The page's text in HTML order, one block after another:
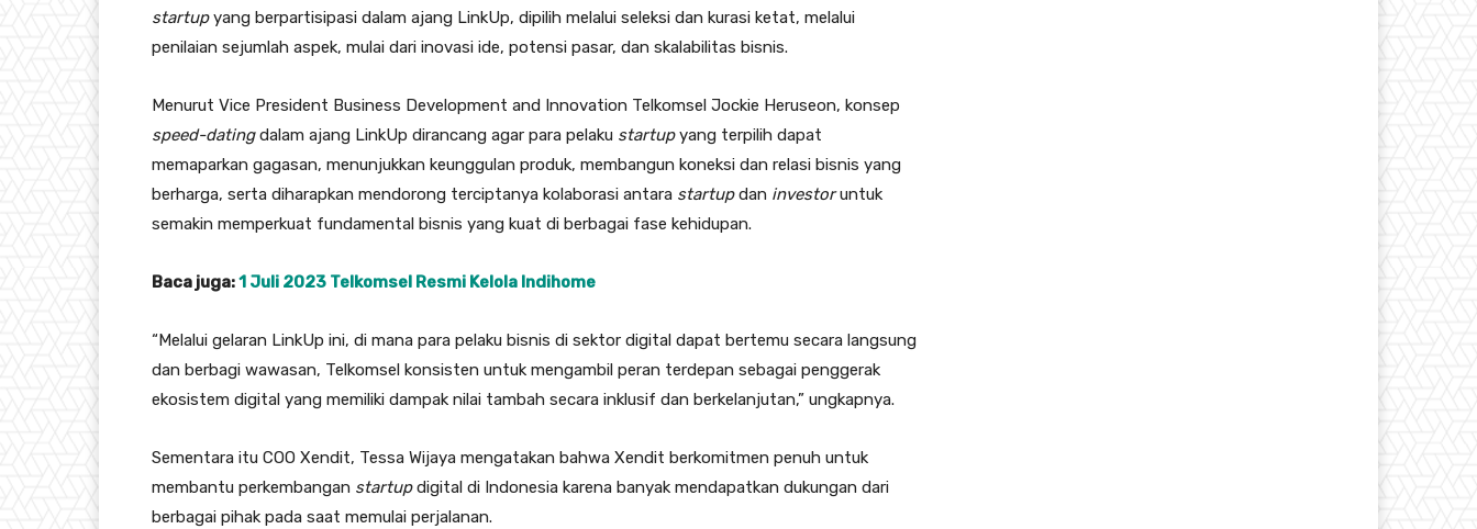
startupyang berpartisipasi dalam ajang LinkUp, dipilih melalui seleksi dan kurasi ketat, melalui
penilaian sejumlah aspek, mulai dari inovasi ide, potensi pasar, dan skalabilitas bisnis.
Menurut Vice President Business Development and Innovation Telkomsel Jockie Heruseon, konsep
speed-datingdalam ajang LinkUp dirancang agar para pelaku startupyang terpilih dapat
memaparkan gagasan, menunjukkan keunggulan produk, membangun koneksi dan relasi bisnis yang
berharga, serta diharapkan mendorong terciptanya kolaborasi antara startupdan investoruntuk
semakin memperkuat fundamental bisnis yang kuat di berbagai fase kehidupan.
Baca juga:1 Juli 2023 Telkomsel Resmi Kelola Indihome
“Melalui gelaran LinkUp ini, di mana para pelaku bisnis di sektor digital dapat bertemu secara langsung
dan berbagi wawasan, Telkomsel konsisten untuk mengambil peran terdepan sebagai penggerak
ekosistem digital yang memiliki dampak nilai tambah secara inklusif dan berkelanjutan,” ungkapnya.
Sementara itu COO Xendit, Tessa Wijaya mengatakan bahwa Xendit berkomitmen penuh untuk
membantu perkembangan startupdigital di Indonesia karena banyak mendapatkan dukungan dari
berbagai pihak pada saat memulai perjalanan.